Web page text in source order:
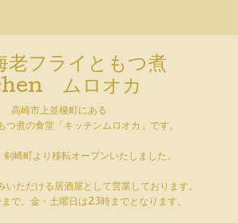
フライともつ煮
ムロオカ
高崎市上並榎町にある
つ煮の食堂「キッチンムロオカ」です。
崎町より移転オープンいたしました。
いただける居酒屋として営業しております。
で、金・土曜日は23時までとなります。